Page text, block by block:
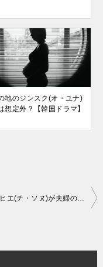
地のジンスク(オ・ユナ)
想定外？【韓国ドラマ】
キム・ヒエ(チ・ソヌ)が夫婦の世界で使っている香水は？【韓国ドラマ】